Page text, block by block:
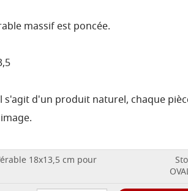
massif est poncée.
d'un produit naturel, chaque
18x13,5 cm pour